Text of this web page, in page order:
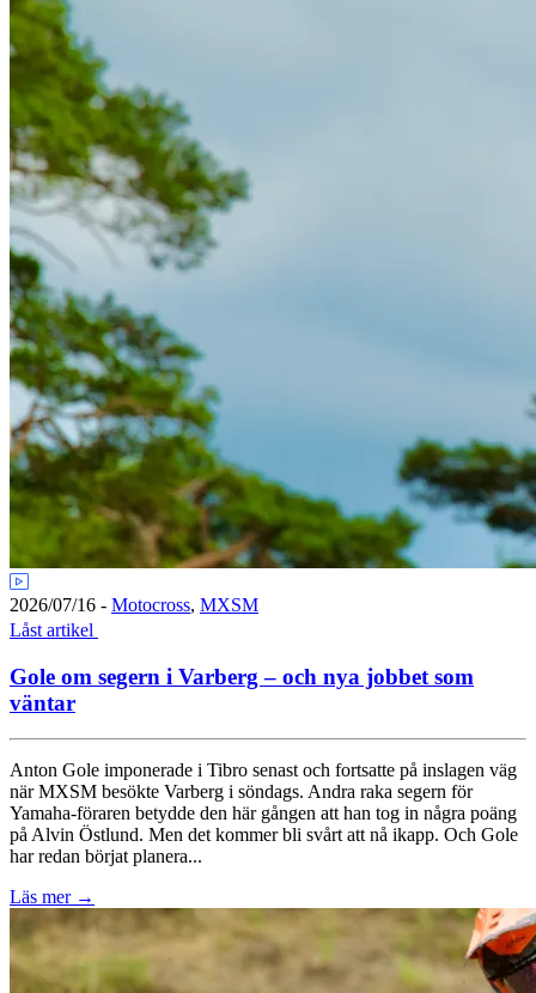
2026/07/16 - Motocross, MXSM
Låst artikel
Gole om segern i Varberg – och nya jobbet som
väntar
Anton Gole imponerade i Tibro senast och fortsatte på inslagen väg
när MXSM besökte Varberg i söndags. Andra raka segern för
Yamaha-föraren betydde den här gången att han tog in några poäng
på Alvin Östlund. Men det kommer bli svårt att nå ikapp. Och Gole
har redan börjat planera...
Läs mer →